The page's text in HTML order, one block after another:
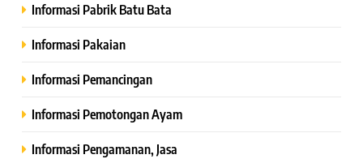
Informasi Pabrik Batu Bata
Informasi Pakaian
Informasi Pemancingan
Informasi Pemotongan Ayam
Informasi Pengamanan, Jasa